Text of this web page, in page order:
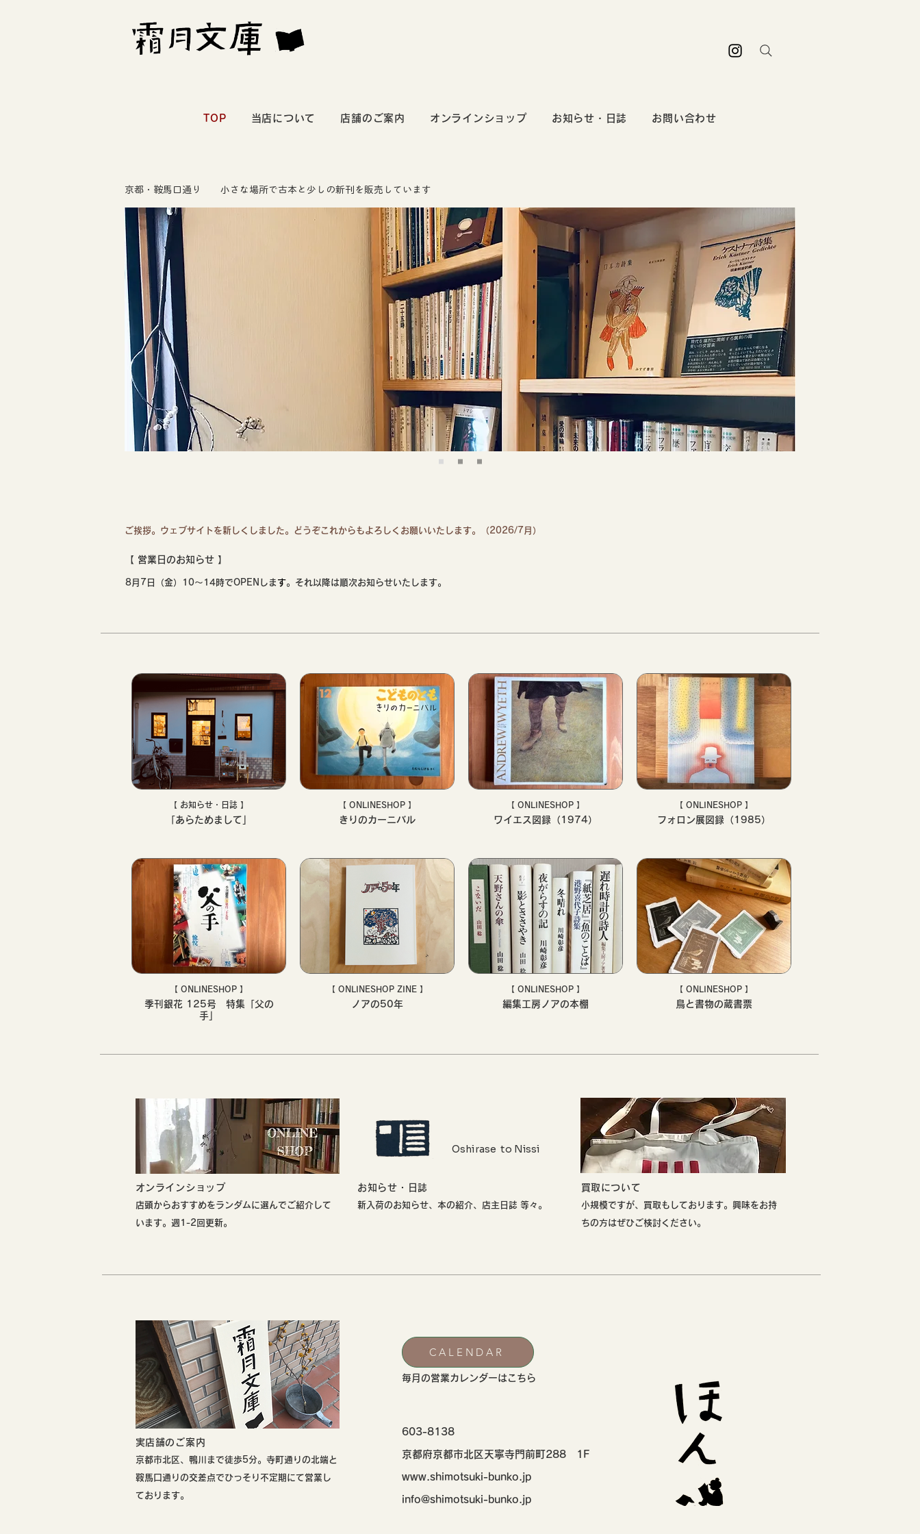
TOP 当店について 店舗のご案内 オンラインショップ お知らせ・日誌 お問い合わせ
京都・鞍馬口通り 小さな場所で古本と少しの新刊を販売しています
ご挨拶。ウェブサイトを新しくしました。どうぞこれからもよろしくお願いいたします。（2026/7月）
【 ​営業日のお知らせ 】
8月7日（金）10〜14時でOPENしま す。それ以降は順次お知らせいたします。
【 お知らせ・日誌 】
「あらためまして」
【 ONLINESHOP 】
きりのカーニバル
【 ONLINESHOP 】
ワイエス図録（1974）
【 ONLINESHOP 】
フォロン展図録（1985）
【 ONLINESHOP 】
季刊銀花 125号 特集「父の
手」
【 ONLINESHOP ZINE 】
ノアの50年
【 ONLINESHOP 】
編集工房ノアの本棚
【 ONLINESHOP 】
鳥と書物の蔵書票
​オンラインショップ
店頭からおすすめをランダムに選んでご紹介して
います。週1-2回更新。
Oshirase to Nissi
お知らせ・日誌
新入荷のお知らせ、本の紹介、店主日誌 等々。
​買取について
小規模ですが、買取もしております。興味をお持
ちの方はぜひご検討ください。
​実店舗のご案内
​京都市北区、鴨川まで徒歩5分。寺町通りの北端と
鞍馬口通りの交差点でひっそり不定期にて営業し
ております。
CALENDAR
​毎月の営業カレンダーはこちら
603-8138
京都府京都市北区天寧寺門前町288 1F
www.shimotsuki-bunko.jp
info@shimotsuki-bunko.jp